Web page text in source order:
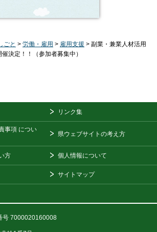
ごと > 労働・雇用 > 雇用支援 > 副業・兼業人材活用
決定！！（参加者募集中）
リンク集
事項 につい
県ウェブサイトの考え方
方 個人情報について
サイトマップ
号 7000020160008